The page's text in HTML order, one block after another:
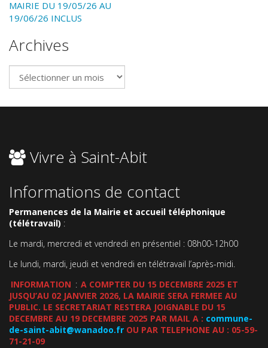
MAIRIE DU 19/05/26 AU
19/06/26 INCLUS
Archives
Archives
Vivre à Saint-Abit
Informations de contact
Permanences de la Mairie et accueil téléphonique
(télétravail) :
Le mardi, mercredi et vendredi en présentiel : 08h00-12h00
Le lundi, mardi, jeudi et vendredi en télétravail l’après-midi.
INFORMATION : A COMPTER DU 15 DECEMBRE 2025 ET
JUSQU’AU 02 JANVIER 2026, LA MAIRIE SERA FERMEE AU
PUBLIC. LE SECRETARIAT RESTERA JOIGNABLE DU 15
DECEMBRE AU 19 DECEMBRE 2025 PAR MAIL A : commune-
de-saint-abit@wanadoo.fr OU PAR TELEPHONE AU : 05-59-
71-21-09